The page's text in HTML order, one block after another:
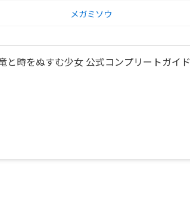
メガミソウ
と時をぬすむ少女 公式コンプリートガイド